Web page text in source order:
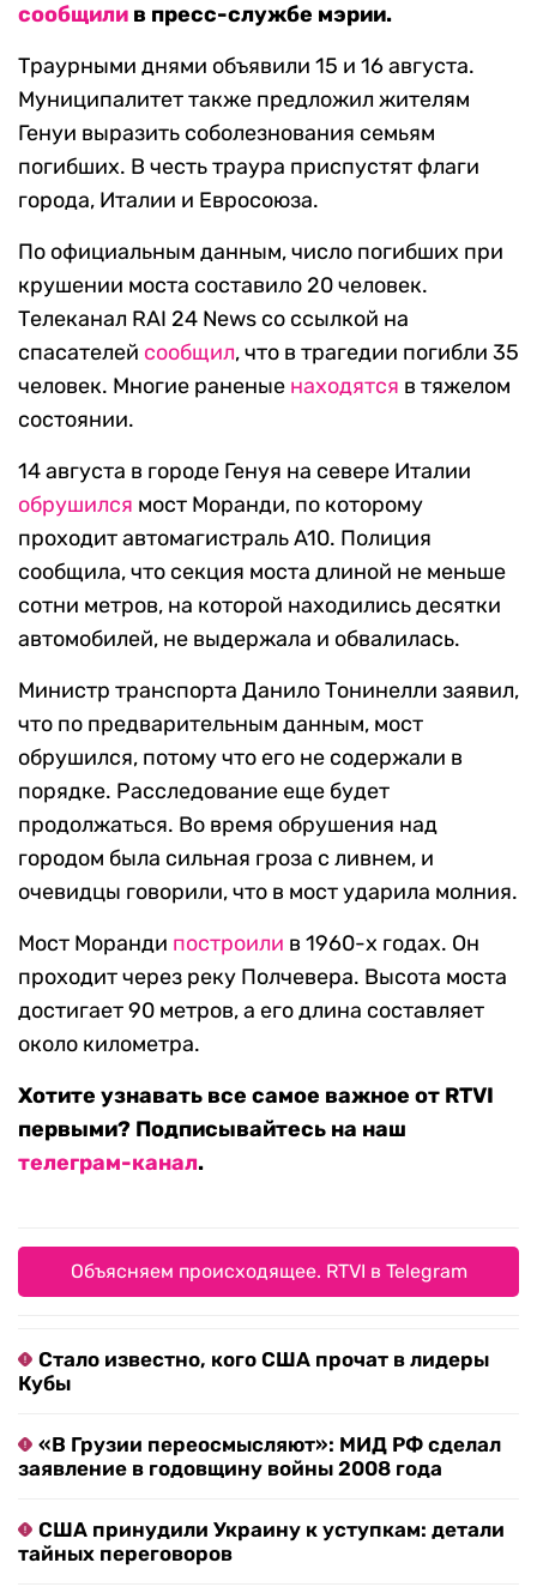
сообщили в пресс-службе мэрии.
Траурными днями объявили 15 и 16 августа.
Муниципалитет также предложил жителям
Генуи выразить соболезнования семьям
погибших. В честь траура приспустят флаги
города, Италии и Евросоюза.
По официальным данным, число погибших при
крушении моста составило 20 человек.
Телеканал RAI 24 News со ссылкой на
спасателей сообщил, что в трагедии погибли 35
человек. Многие раненые находятся в тяжелом
состоянии.
14 августа в городе Генуя на севере Италии
обрушился мост Моранди, по которому
проходит автомагистраль A10. Полиция
сообщила, что секция моста длиной не меньше
сотни метров, на которой находились десятки
автомобилей, не выдержала и обвалилась.
Министр транспорта Данило Тонинелли заявил,
что по предварительным данным, мост
обрушился, потому что его не содержали в
порядке. Расследование еще будет
продолжаться. Во время обрушения над
городом была сильная гроза с ливнем, и
очевидцы говорили, что в мост ударила молния.
Мост Моранди построили в 1960-х годах. Он
проходит через реку Полчевера. Высота моста
достигает 90 метров, а его длина составляет
около километра.
Хотите узнавать все самое важное от RTVI
первыми? Подписывайтесь на наш
телеграм-канал.
Объясняем происходящее. RTVI в Telegram
Стало известно, кого США прочат в лидеры
Кубы
«В Грузии переосмысляют»: МИД РФ сделал
заявление в годовщину войны 2008 года
США принудили Украину к уступкам: детали
тайных переговоров